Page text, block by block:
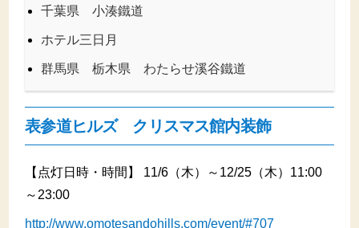
千葉県 小湊鐵道
ホテル三日月
群馬県 栃木県 わたらせ溪谷鐵道
表参道ヒルズ クリスマス館内装飾
【点灯日時・時間】 11/6（木）～12/25（木）11:00
～23:00
http://www.omotesandohills.com/event/#707